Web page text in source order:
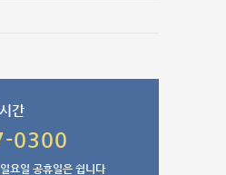
간
0300
일요일 공휴일은 쉽니다